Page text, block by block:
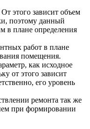
этого зависит объем
поэтому данный
в плане определения
работ в плане
помещения.
как исходное
от этого зависит
его уровень
ремонта так же
при формировании